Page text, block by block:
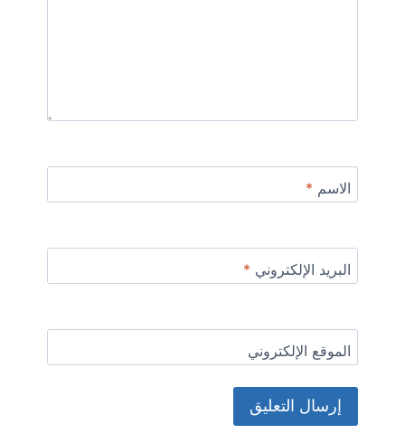
الاسم *
البريد الإلكتروني *
الموقع الإلكتروني